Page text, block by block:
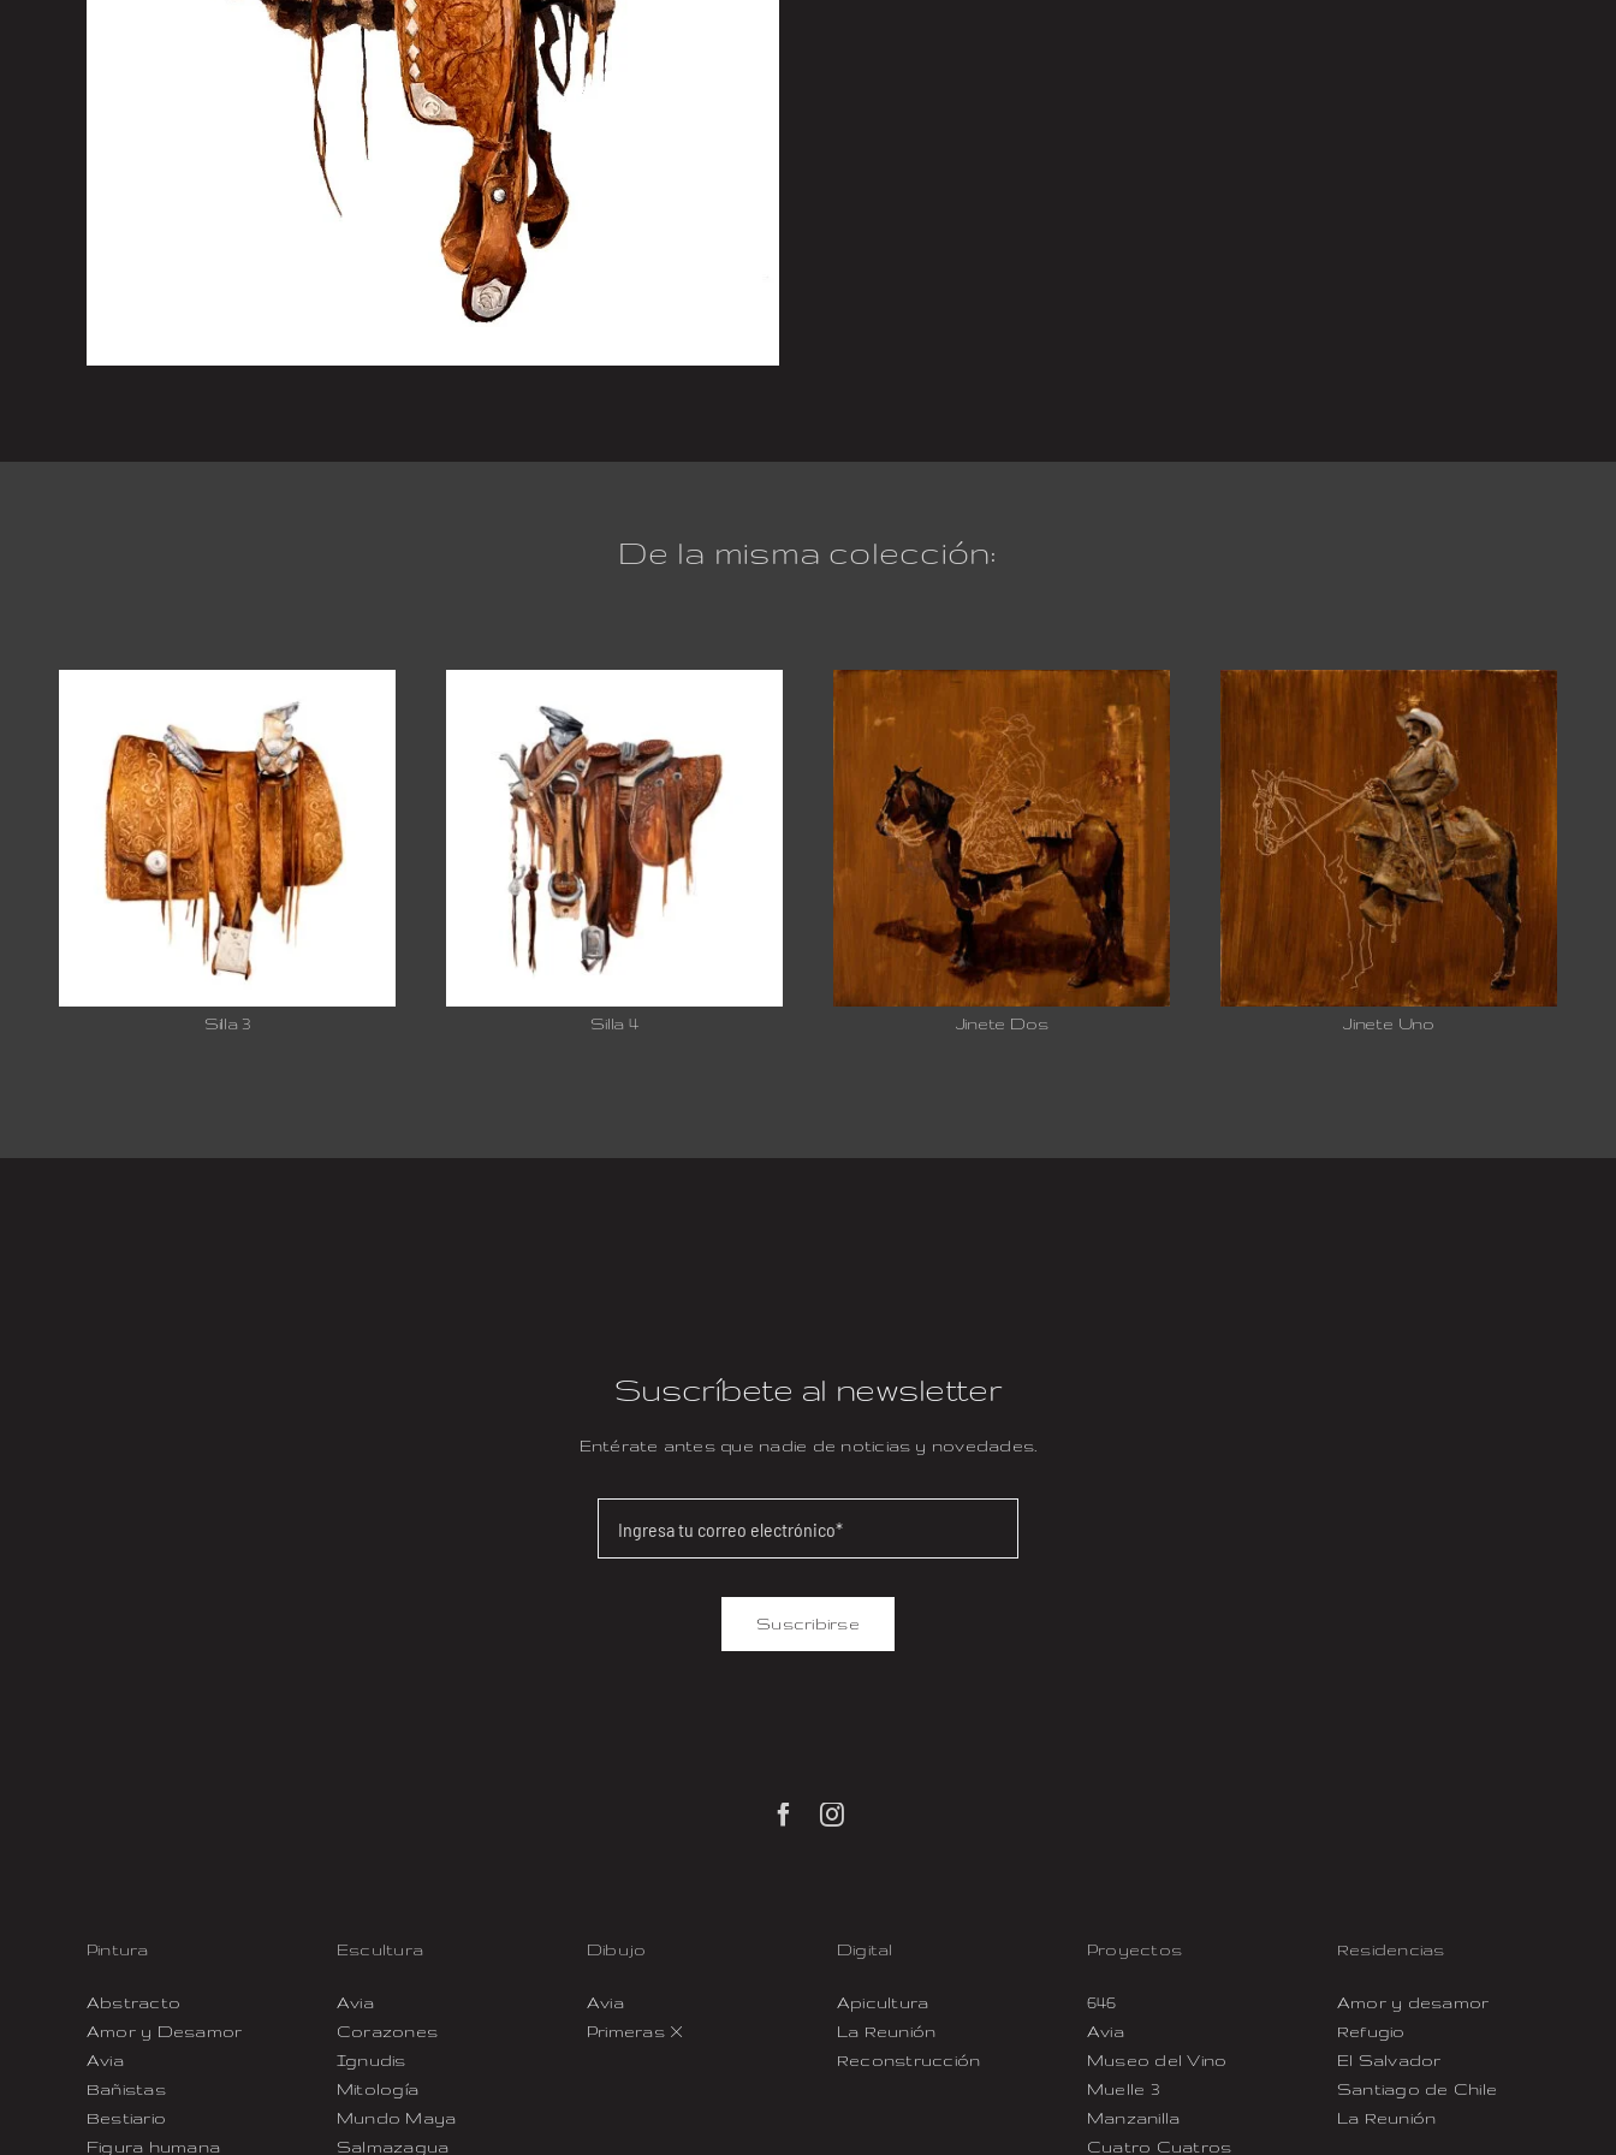
De la misma colección:
Silla 3 Silla 4 Jinete Dos Jinete Uno
Suscríbete al newsletter
Entérate antes que nadie de noticias y novedades.
Suscribirse
Pintura
Abstracto
Amor y Desamor
Avia
Bañistas
Bestiario
Figura humana
Escultura
Avia
Corazones
Ignudis
Mitología
Mundo Maya
Salmazagua
Dibujo
Avia
Primeras X
Digital
Apicultura
La Reunión
Reconstrucción
Proyectos
646
Avia
Museo del Vino
Muelle 3
Manzanilla
Cuatro Cuatros
Residencias
Amor y desamor
Refugio
El Salvador
Santiago de Chile
La Reunión